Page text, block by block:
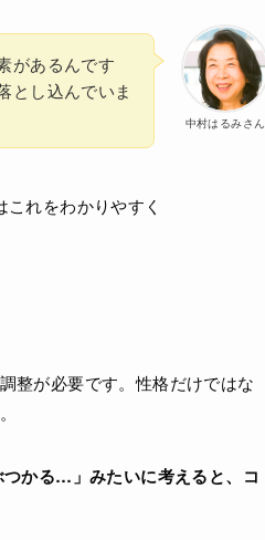
中村はるみさん
があるんです
とし込んでいま
れをわかりやすく
整が必要です。性格だけではな
かる…」みたいに考えると、コ